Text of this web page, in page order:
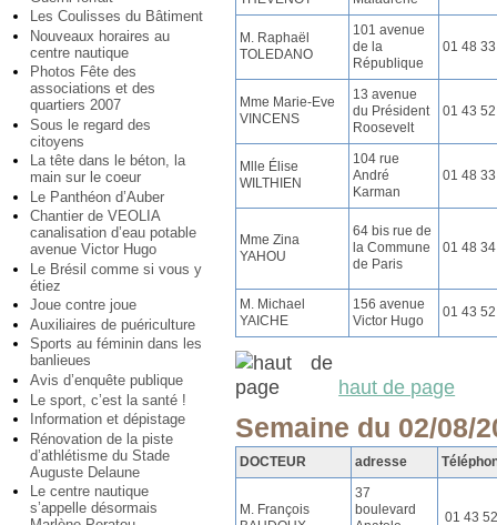
Les Coulisses du Bâtiment
Nouveaux horaires au
centre nautique
Photos Fête des
associations et des
quartiers 2007
Sous le regard des
citoyens
La tête dans le béton, la
main sur le coeur
Le Panthéon d’Auber
Chantier de VEOLIA
canalisation d’eau potable
avenue Victor Hugo
Le Brésil comme si vous y
étiez
Joue contre joue
Auxiliaires de puériculture
Sports au féminin dans les
banlieues
Avis d’enquête publique
Le sport, c’est la santé !
Information et dépistage
Rénovation de la piste
d’athlétisme du Stade
Auguste Delaune
Le centre nautique
s’appelle désormais
M. Raphaël
TOLEDANO
101 avenue
de la
République
01 48
Mme Marie-Eve
VINCENS
13 avenue
du Président
Roosevelt
01 43
Mlle Élise
WILTHIEN
104 rue
André
Karman
01 48
Mme Zina
YAHOU
64 bis rue de
la Commune
de Paris
01 48
M. Michael
YAICHE
156 avenue
Victor Hugo
01 43
haut de page
Semaine du 02/08/
DOCTEUR adresse
M. François
37
boulevard
01 43